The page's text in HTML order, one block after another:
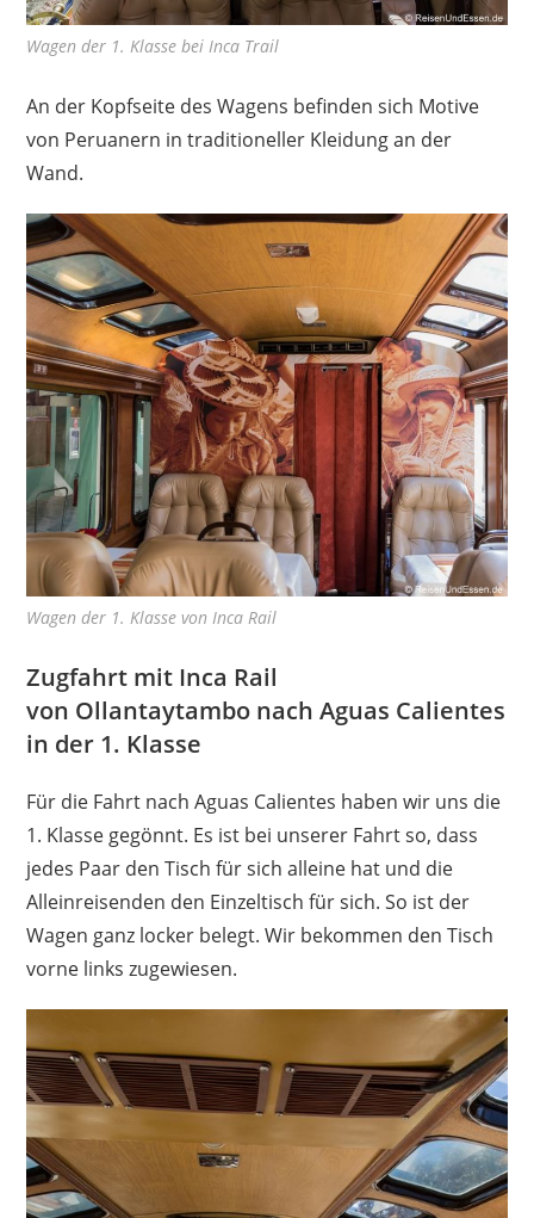
Wagen der 1. Klasse bei Inca Trail
An der Kopfseite des Wagens befinden sich Motive
von Peruanern in traditioneller Kleidung an der
Wand.
Wagen der 1. Klasse von Inca Rail
Zugfahrt mit Inca Rail
von Ollantaytambo nach Aguas Calientes
in der 1. Klasse
Für die Fahrt nach Aguas Calientes haben wir uns die
1. Klasse gegönnt. Es ist bei unserer Fahrt so, dass
jedes Paar den Tisch für sich alleine hat und die
Alleinreisenden den Einzeltisch für sich. So ist der
Wagen ganz locker belegt. Wir bekommen den Tisch
vorne links zugewiesen.